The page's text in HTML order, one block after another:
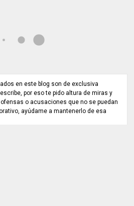
en este blog son de exclusiva
por eso te pido altura de miras y
o acusaciones que no se puedan
ayúdame a mantenerlo de esa